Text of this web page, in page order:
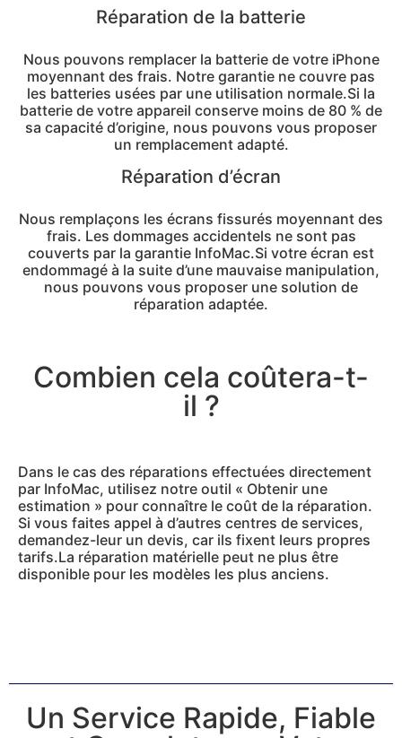
Réparation de la batterie
Nous pouvons remplacer la batterie de votre iPhone
moyennant des frais. Notre garantie ne couvre pas
les batteries usées par une utilisation normale.Si la
batterie de votre appareil conserve moins de 80 % de
sa capacité d’origine, nous pouvons vous proposer
un remplacement adapté.
Réparation d’écran
Nous remplaçons les écrans fissurés moyennant des
frais. Les dommages accidentels ne sont pas
couverts par la garantie InfoMac.Si votre écran est
endommagé à la suite d’une mauvaise manipulation,
nous pouvons vous proposer une solution de
réparation adaptée.
Combien cela coûtera-t-
il ?
Dans le cas des réparations effectuées directement
par InfoMac, utilisez notre outil « Obtenir une
estimation » pour connaître le coût de la réparation.
Si vous faites appel à d’autres centres de services,
demandez-leur un devis, car ils fixent leurs propres
tarifs.La réparation matérielle peut ne plus être
disponible pour les modèles les plus anciens.
Un Service Rapide, Fiable